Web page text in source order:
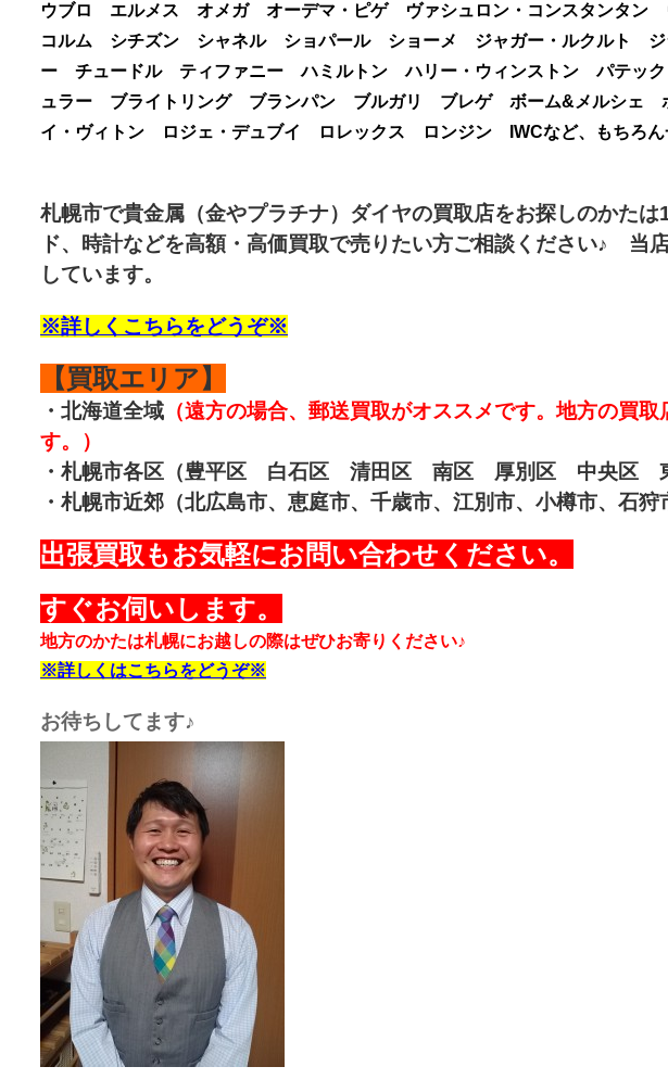
ウブロ エルメス オメガ オーデマ・ピゲ ヴァシュロン・コンスタンタ
コルム シチズン シャネル ショパール ショーメ ジャガー・ルクルト
ー チュードル ティファニー ハミルトン ハリー・ウィンストン パテッ
ュラー ブライトリング ブランパン ブルガリ ブレゲ ボーム&メルシェ
イ・ヴィトン ロジェ・デュブイ ロレックス ロンジン IWCなど、もちろん
札幌市で貴金属 （金やプラチナ）ダイヤの買取店をお探しのかた
ド、時計などを高額・高価買取で売りたい方ご相談ください♪ 当
しています。
※詳しくこちらをどうぞ※
【買取エリア】
・北海道全域 （遠方の場合、郵送買取がオススメです。地方の買
す。）
・札幌市各区（豊平区 白石区 清田区 南区 厚別区 中央区
・札幌市近郊（北広島市、恵庭市、千歳市、江別市、小樽市、石狩
出張買取もお気軽にお問い合わせください。
すぐお伺いします。
地方のかたは札幌にお越しの際はぜひお寄りください♪
※詳しくはこちらをどうぞ※
お待ちしてます♪